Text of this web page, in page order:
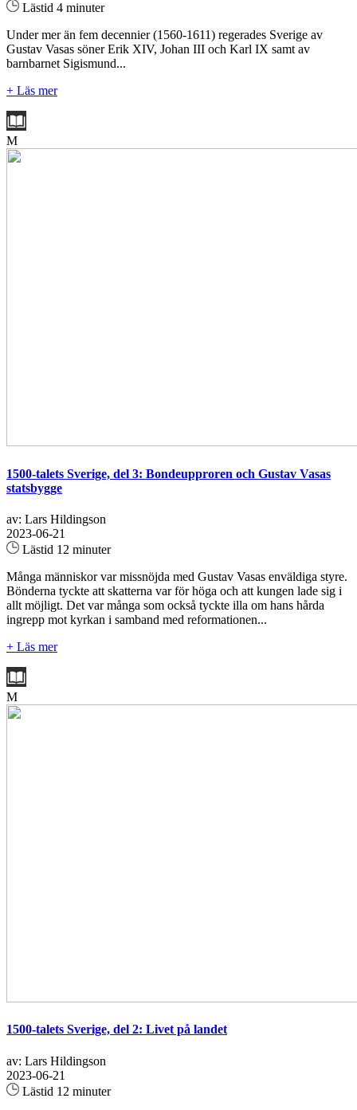
Lästid 4 minuter
Under mer än fem decennier (1560-1611) regerades Sverige av
Gustav Vasas söner Erik XIV, Johan III och Karl IX samt av
barnbarnet Sigismund...
+ Läs mer
M
1500-talets Sverige, del 3: Bondeupproren och Gustav Vasas
statsbygge
av: Lars Hildingson
2023-06-21
Lästid 12 minuter
Många människor var missnöjda med Gustav Vasas enväldiga styre.
Bönderna tyckte att skatterna var för höga och att kungen lade sig i
allt möjligt. Det var många som också tyckte illa om hans hårda
ingrepp mot kyrkan i samband med reformationen...
+ Läs mer
M
1500-talets Sverige, del 2: Livet på landet
av: Lars Hildingson
2023-06-21
Lästid 12 minuter